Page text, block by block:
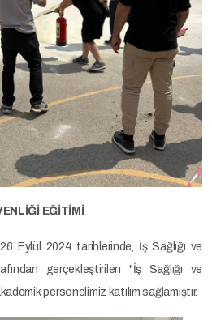
EĞİTİMİ
Eylül 2024 tarihlerinde, İş Sağlığı ve
gerçekleştirilen "İş Sağlığı ve
personelimiz katılım sağlamıştır.